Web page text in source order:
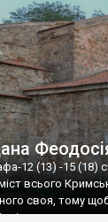
12 (13) -15 (18)
всього
своя, тому
це